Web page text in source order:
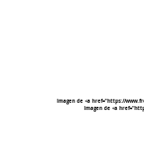
Imagen de <a href="
Imagen de <a href="https://